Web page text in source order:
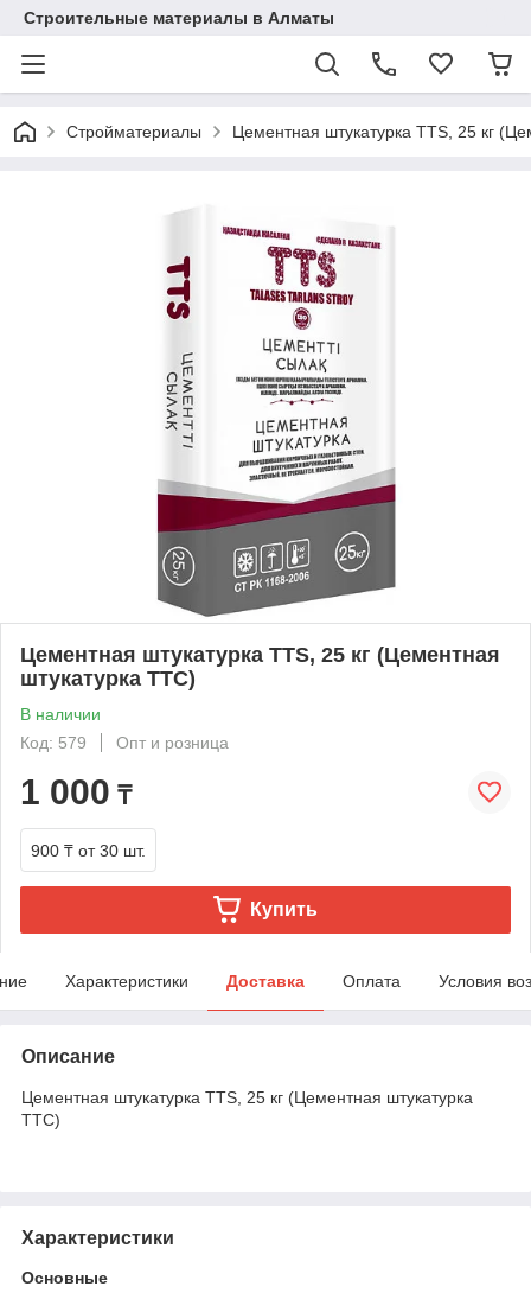
Строительные материалы в Алматы
Стройматериалы Цементная штукатурка TTS, 25 кг
Цементная штукатурка TTS, 25 кг (Цементная
штукатурка ТТС)
В наличии
Код: 579
Опт и розница
1 000 ₸
900 ₸ от 30 шт.
Купить
Характеристики Доставка Оплата Условия
Описание
Цементная штукатурка TTS, 25 кг (Цементная штукатурка
ТТС)
Характеристики
Основные